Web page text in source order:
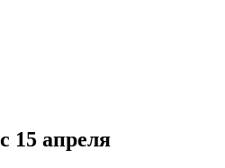
15 апреля